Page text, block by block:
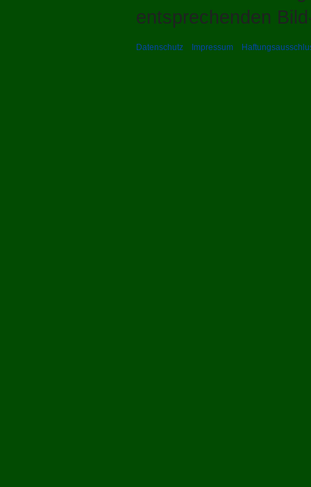
entsprechenden
Datenschutz Impressum